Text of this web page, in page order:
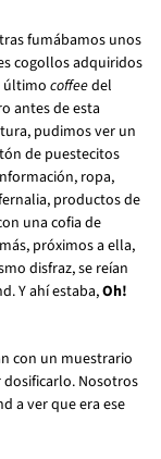
fumábamos unos
cogollos adquiridos
último coffeedel
antes de esta
pudimos ver un
de puestecitos
ropa,
productos de
una cofia de
próximos a ella,
disfraz, se reían
Y ahí estaba,Oh!
con un muestrario
Nosotros
a ver que era ese